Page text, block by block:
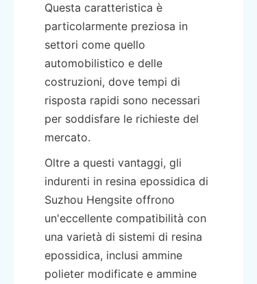
Questa caratteristica è
particolarmente preziosa in
settori come quello
automobilistico e delle
costruzioni, dove tempi di
risposta rapidi sono necessari
per soddisfare le richieste del
mercato.
Oltre a questi vantaggi, gli
indurenti in resina epossidica di
Suzhou Hengsite offrono
un'eccellente compatibilità con
una varietà di sistemi di resina
epossidica, inclusi ammine
polieter modificate e ammine